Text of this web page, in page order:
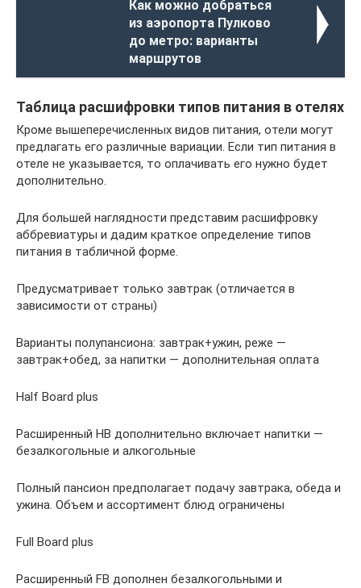
Как можно добраться
из аэропорта Пулково
до метро: варианты
маршрутов
Таблица расшифровки типов питания в отелях
Кроме вышеперечисленных видов питания, отели могут
предлагать его различные вариации. Если тип питания в
отеле не указывается, то оплачивать его нужно будет
дополнительно.
Для большей наглядности представим расшифровку
аббревиатуры и дадим краткое определение типов
питания в табличной форме.
Предусматривает только завтрак (отличается в
зависимости от страны)
Варианты полупансиона: завтрак+ужин, реже —
завтрак+обед, за напитки — дополнительная оплата
Half Board plus
Расширенный HB дополнительно включает напитки —
безалкогольные и алкогольные
Полный пансион предполагает подачу завтрака, обеда и
ужина. Объем и ассортимент блюд ограничены
Full Board plus
Расширенный FB дополнен безалкогольными и